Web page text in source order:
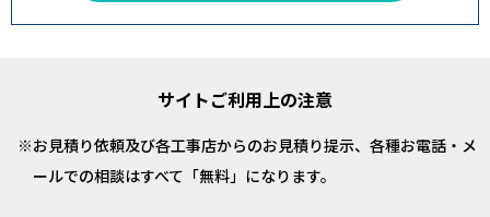
サイトご利用上の注意
お見積り依頼及び各工事店からのお見積り提示、各種お電話・メ
ールでの相談はすべて「無料」になります。